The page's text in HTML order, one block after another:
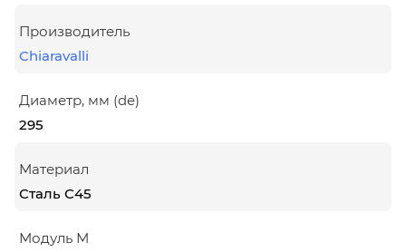
Производитель
Chiaravalli
Диаметр, мм (de)
295
Материал
Сталь С45
Модуль М